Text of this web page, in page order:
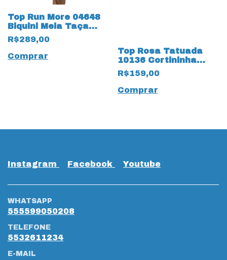
Top Run More 04648
Biquini Meia Taça
tecido Oceano
R$289,00
Comprar
Top Rosa Tatuada
10136 Cortininha
Anarruga Preto
R$159,00
Comprar
Instagram Facebook Youtube
WHATSAPP
555599050208
TELEFONE
5532611234
E-MAIL